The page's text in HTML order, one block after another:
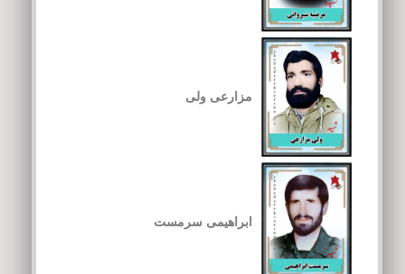
مزارعی ولی
ابراهیمی سرمست